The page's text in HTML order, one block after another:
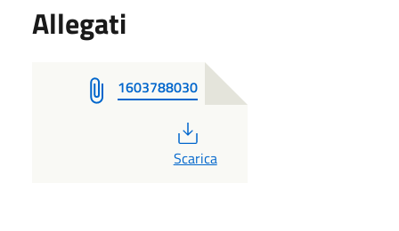
Allegati
1603788030
PDF
Scarica